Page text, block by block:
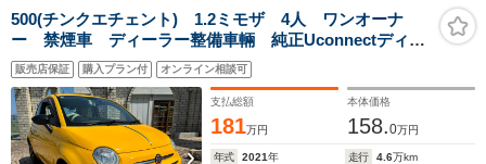
500(チンクエチェント) 1.2ミモザ 4人 ワンオーナ
ー 禁煙車 ディーラー整備車輛 純正Uconnectディス
プレイオーディオ 前後ドラレコ 純正アルミホイー
ル 取扱説明書 スペアキー有り
販売店保証 購入プラン付 オンライン相談可
支払総額
181万円
本体価格
158.0万円
年式 2021年 走行 4.6万km